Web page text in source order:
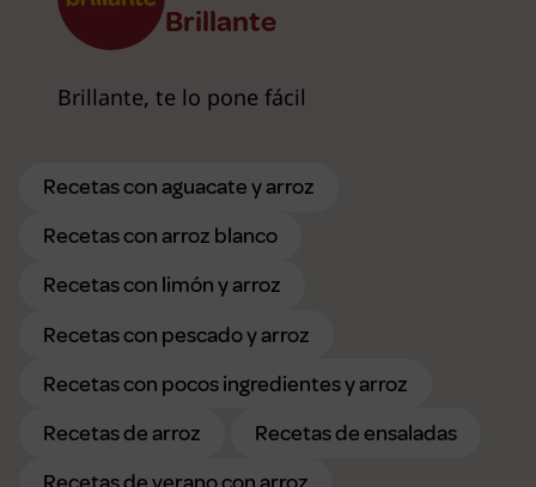
Brillante
Brillante, te lo pone fácil
Recetas con aguacate y arroz
Recetas con arroz blanco
Recetas con limón y arroz
Recetas con pescado y arroz
Recetas con pocos ingredientes y arroz
Recetas de arroz
Recetas de ensaladas